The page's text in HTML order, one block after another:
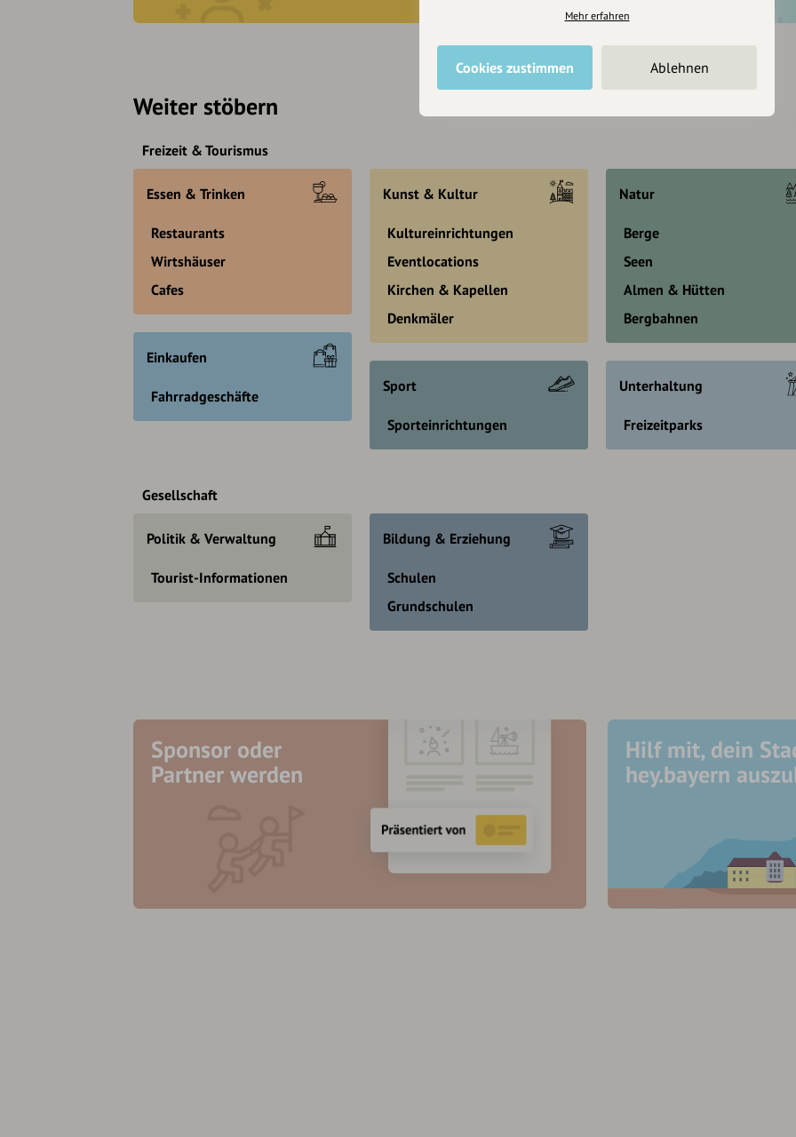
Weiter stöbern
Freizeit & Tourismus
Essen & Trinken
Restaurants
Wirtshäuser
Cafes
Einkaufen
Fahrradgeschäfte
Kunst & Kultur
Kultureinrichtungen
Eventlocations
Kirchen & Kapellen
Denkmäler
Sport
Sporteinrichtungen
Natur
Berge
Seen
Almen & Hütten
Bergbahnen
Unterhaltung
Freizeitparks
Gesellschaft
Politik & Verwaltung
Tourist-Informationen
Bildung & Erziehung
Schulen
Grundschulen
Sponsor oder
Partner werden
Hilf mit, dein
hey.bayern
Mehr erfahren
Cookies zustimmen Ablehnen